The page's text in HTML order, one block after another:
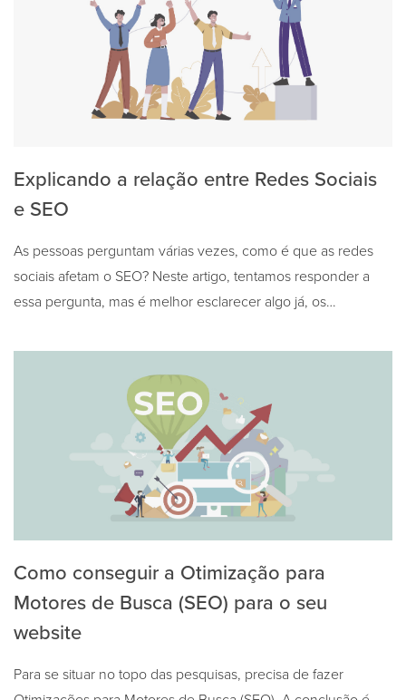
Explicando a relação entre Redes Sociais
e SEO
As pessoas perguntam várias vezes, como é que as redes
sociais afetam o SEO? Neste artigo, tentamos responder a
essa pergunta, mas é melhor esclarecer algo já, os…
Como conseguir a Otimização para
Motores de Busca (SEO) para o seu
website
Para se situar no topo das pesquisas, precisa de fazer